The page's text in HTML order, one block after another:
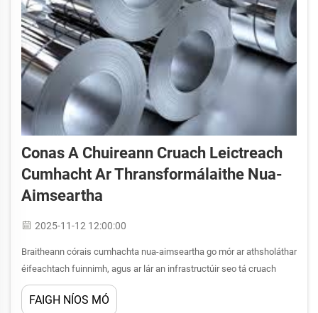
Conas A Chuireann Cruach Leictreach
Cumhacht Ar Thransformálaithe Nua-
Aimseartha
2025-11-12 12:00:00
Braitheann córais cumhachta nua-aimseartha go mór ar athsholáthar
éifeachtach fuinnimh, agus ar lár an infrastructúir seo tá cruach
leictreach, comhdhúil speisialta a hathbhunódh dearadh agus
feidhmniú na dtransfomálaithe. Soláthraíonn an comhdhúil silicínigh
FAIGH NÍOS MÓ